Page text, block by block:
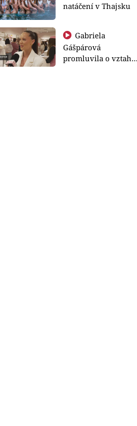
natáčení v Thajsku
Gabriela
Gášpárová
promluvila o vztahu